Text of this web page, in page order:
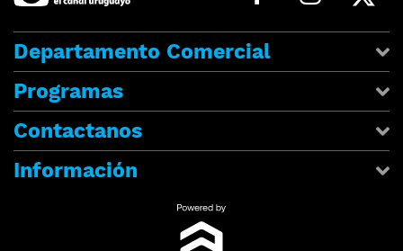
Departamento Comercial
Programas
Contactanos
Información